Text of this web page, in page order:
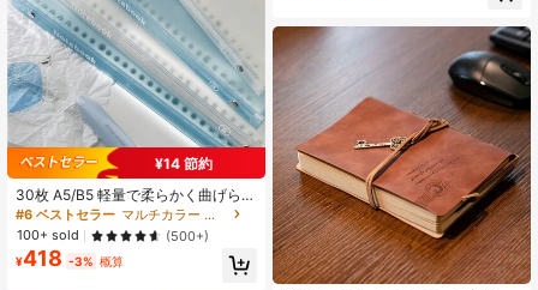
¥14 節約
30枚 A5/B5 軽量で柔らかく曲げられ
るシリーズ クリアノート 日常学習、
学校、オフィス用品に適しています
新学期 学用品
#6 ベストセラー
マルチカラー ノートブック
100+ sold
(500+)
¥418 -3% 概算